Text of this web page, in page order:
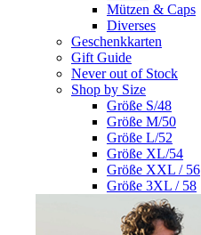
Mützen & Caps
Diverses
Geschenkkarten
Gift Guide
Never out of Stock
Shop by Size
Größe S/48
Größe M/50
Größe L/52
Größe XL/54
Größe XXL / 56
Größe 3XL / 58